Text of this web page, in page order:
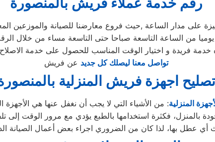
خدمة فريدة و اختيار الوقت المناسب للحصول على خدمة
تواصل معنا ليصلك كل جديد عن فريش
تصليح اجهزة فريش المنزلية
المنزلية: من الأشياء التي لا يجب أن نغفل عنها هي الأجهزة
بالمنزل، فكثرة استخدامها بالطبع يؤدي مع مرور الوقت إلى
أي عطل بها، لذا كان من الضروري اجراء بعض أعمال الصيانة